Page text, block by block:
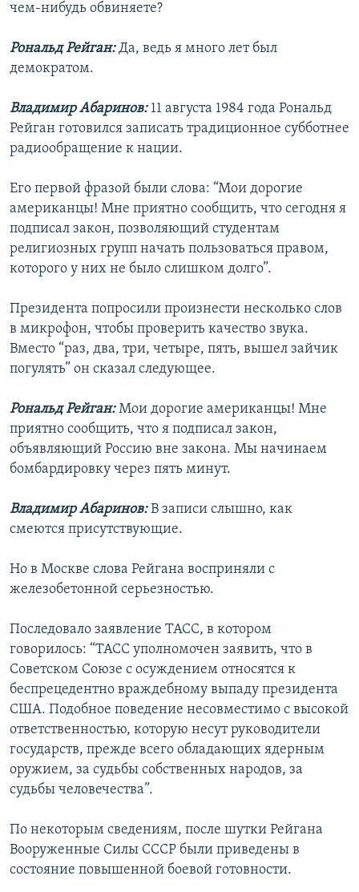
чем-нибудь обвиняете?
Рональд Рейган:Да, ведь я много лет был
демократом.
Владимир Абаринов: 11 августа 1984 года Рональд
Рейган готовился записать традиционное субботнее
радиообращение к нации.
Его первой фразой были слова: “Мои дорогие
американцы! Мне приятно сообщить, что сегодня я
подписал закон, позволяющий студентам
религиозных групп начать пользоваться правом,
которого у них не было слишком долго”.
Президента попросили произнести несколько слов
в микрофон, чтобы проверить качество звука.
Вместо “раз, два, три, четыре, пять, вышел зайчик
погулять” он сказал следующее.
Рональд Рейган:Мои дорогие американцы! Мне
приятно сообщить, что я подписал закон,
объявляющий Россию вне закона. Мы начинаем
бомбардировку через пять минут.
Владимир Абаринов:В записи слышно, как
смеются присутствующие.
Но в Москве слова Рейгана восприняли с
железобетонной серьезностью.
Последовало заявление ТАСС, в котором
говорилось: “ТАСС уполномочен заявить, что в
Советском Союзе с осуждением относятся к
беспрецедентно враждебному выпаду президента
США. Подобное поведение несовместимо с высокой
ответственностью, которую несут руководители
государств, прежде всего обладающих ядерным
оружием, за судьбы собственных народов, за
судьбы человечества”.
По некоторым сведениям, после шутки Рейгана
Вооруженные Силы СССР были приведены в
состояние повышенной боевой готовности.